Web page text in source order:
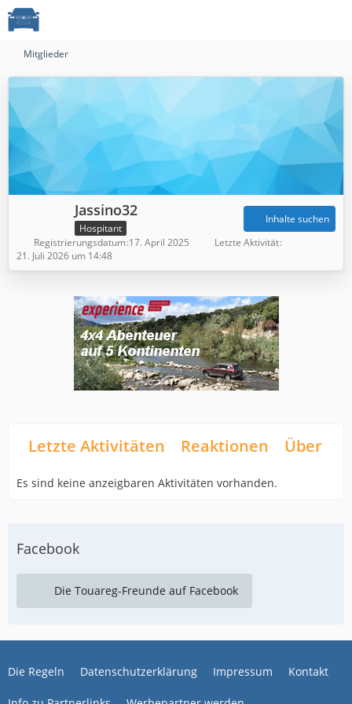
Mitglieder
Jassino32
Hospitant
Inhalte suchen
Registrierungsdatum 17. April 2025
Letzte Aktivität
21. Juli 2026 um 14:48
Letzte Aktivitäten Reaktionen Über
Es sind keine anzeigbaren Aktivitäten vorhanden.
Facebook
Die Touareg-Freunde auf Facebook
Die Regeln Datenschutzerklärung Impressum Kontakt